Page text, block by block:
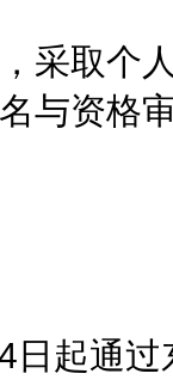
取个人
与资格
起通过